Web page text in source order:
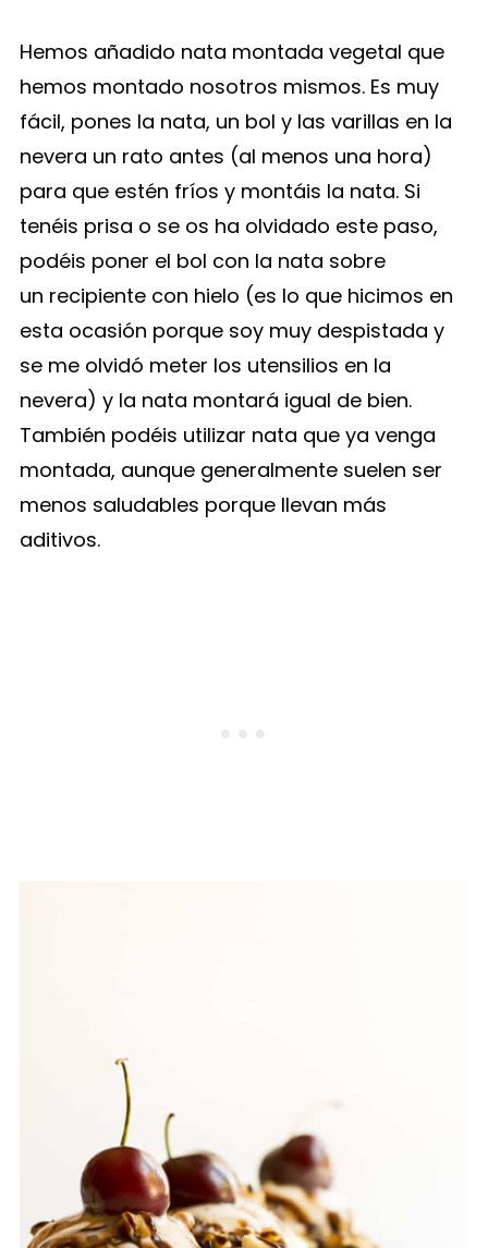
Hemos añadido nata montada vegetal que
hemos montado nosotros mismos. Es muy
fácil, pones la nata, un bol y las varillas en la
nevera un rato antes (al menos una hora)
para que estén fríos y montáis la nata. Si
tenéis prisa o se os ha olvidado este paso,
podéis poner el bol con la nata sobre
un recipiente con hielo (es lo que hicimos en
esta ocasión porque soy muy despistada y
se me olvidó meter los utensilios en la
nevera) y la nata montará igual de bien.
También podéis utilizar nata que ya venga
montada, aunque generalmente suelen ser
menos saludables porque llevan más
aditivos.